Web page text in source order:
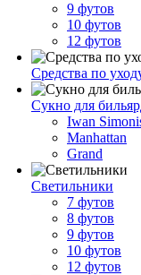
9 футов
10 футов
12 футов
Средства по
Сукно для
Iwan
Manhattan
Grand
Светильники
7 футов
8 футов
9 футов
10 футов
12 футов